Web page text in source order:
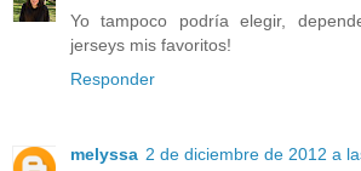
Yo tampoco podría elegir,
jerseys mis favoritos!
Responder
melyssa 2 de diciembre de 2012 a